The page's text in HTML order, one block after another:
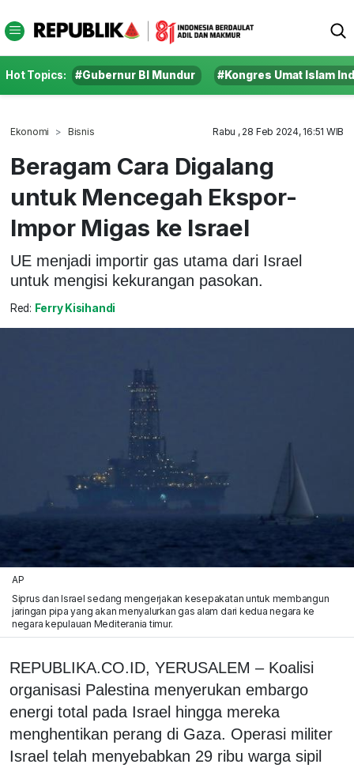
Hot Topics: #Gubernur BI Mundur #Kongres Umat Islam
Ekonomi Bisnis Rabu , 28 Feb 2024, 16:51 WIB
Beragam Cara Digalang
untuk Mencegah Ekspor-
Impor Migas ke Israel
UE menjadi importir gas utama dari Israel
untuk mengisi kekurangan pasokan.
Red: Ferry Kisihandi
AP
Siprus dan Israel sedang mengerjakan kesepakatan untuk membangun
jaringan pipa yang akan menyalurkan gas alam dari kedua negara ke
negara kepulauan Mediterania timur.
REPUBLIKA.CO.ID, YERUSALEM – Koalisi
organisasi Palestina menyerukan embargo
energi total pada Israel hingga mereka
menghentikan perang di Gaza. Operasi militer
Israel telah menyebabkan 29 ribu warga sipil